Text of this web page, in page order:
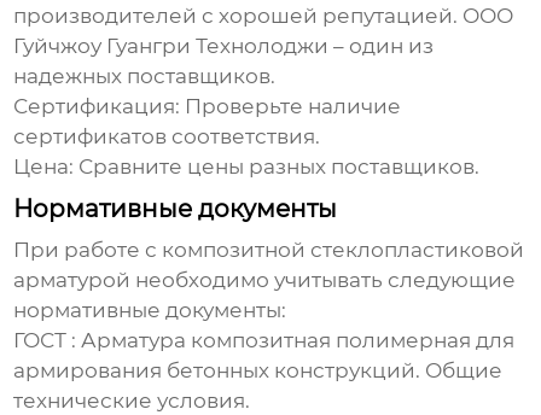
производителей с хорошей репутацией. ООО
Гуйчжоу Гуангри Технолоджи – один из
надежных поставщиков.
Сертификация: Проверьте наличие
сертификатов соответствия.
Цена: Сравните цены разных поставщиков.
Нормативные документы
При работе с композитной стеклопластиковой
арматурой необходимо учитывать следующие
нормативные документы:
ГОСТ : Арматура композитная полимерная для
армирования бетонных конструкций. Общие
технические условия.